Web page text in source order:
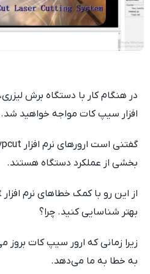
در هنگام کار با دستگاه برش لیزری،
افزار سیپ کات مواجه خواهید شد.
بخشی از عملکرد دستگاه هستند.
بهتر شناسایی کنید. چرا؟
زیرا زمانی که ارور سیپ کات بروز
به خطا به ما می‌دهد.